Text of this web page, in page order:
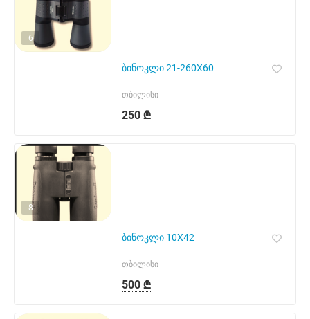
6
ბინოკლი 21-260X60
250 ₾
თბილისი
8
ბინოკლი 10X42
500 ₾
თბილისი